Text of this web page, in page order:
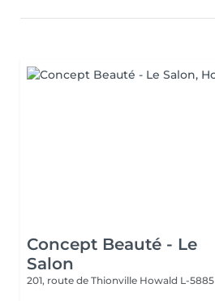
Concept Beauté - Le
Salon
201, route de Thionville Howald L-5885